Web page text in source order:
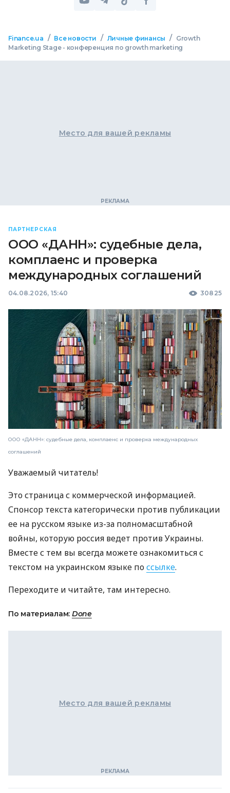
Finance.ua / Все новости / Личные финансы /
Growth
Marketing Stage - конференция по growth marketing
Место для вашей рекламы
ПАРТНЕРСКАЯ
ООО «ДАНН»: судебные дела,
комплаенс и проверка
международных соглашений
04.08.2026, 15:40 30825
ООО «ДАНН»: судебные дела, комплаенс и проверка международных
соглашений
Уважаемый читатель!
Это страница с коммерческой информацией.
Спонсор текста категорически против публикации
ее на русском языке из-за полномасштабной
войны, которую россия ведет против Украины.
Вместе с тем вы всегда можете ознакомиться с
текстом на украинском языке поссылке.
Переходите и читайте, там интересно.
По материалам: Done
Место для вашей рекламы